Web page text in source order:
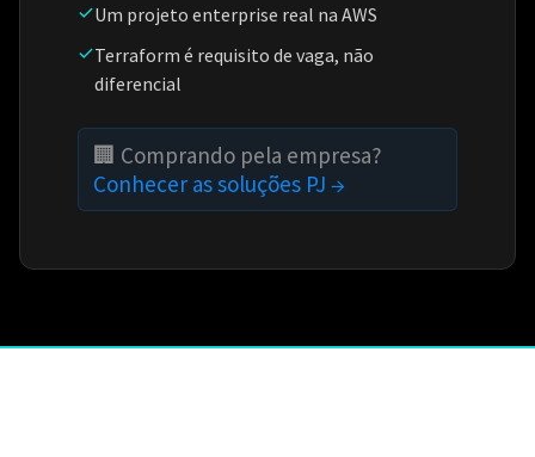
Um projeto enterprise real na AWS
Terraform é requisito de vaga, não
diferencial
🏢 Comprando pela empresa?
Conhecer as soluções PJ →